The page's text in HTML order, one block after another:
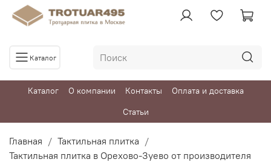
Каталог
Каталог О компании Контакты
Оплата и доставка
Статьи
Главная
Тактильная плитка
Тактильная плитка в Орехово-Зуево от производителя